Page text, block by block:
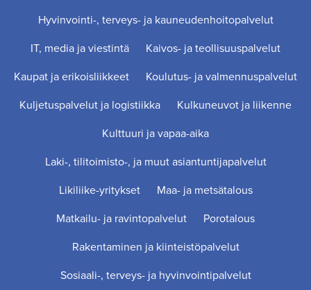
Hyvinvointi-, terveys- ja kauneudenhoitopalvelut
IT, media ja viestintä
Kaivos- ja teollisuuspalvelut
Kaupat ja erikoisliikkeet
Koulutus- ja valmennuspalvelut
Kuljetuspalvelut ja logistiikka
Kulkuneuvot ja liikenne
Kulttuuri ja vapaa-aika
Laki-, tilitoimisto-, ja muut asiantuntijapalvelut
Likiliike-yritykset
Maa- ja metsätalous
Matkailu- ja ravintopalvelut
Porotalous
Rakentaminen ja kiinteistöpalvelut
Sosiaali-, terveys- ja hyvinvointipalvelut